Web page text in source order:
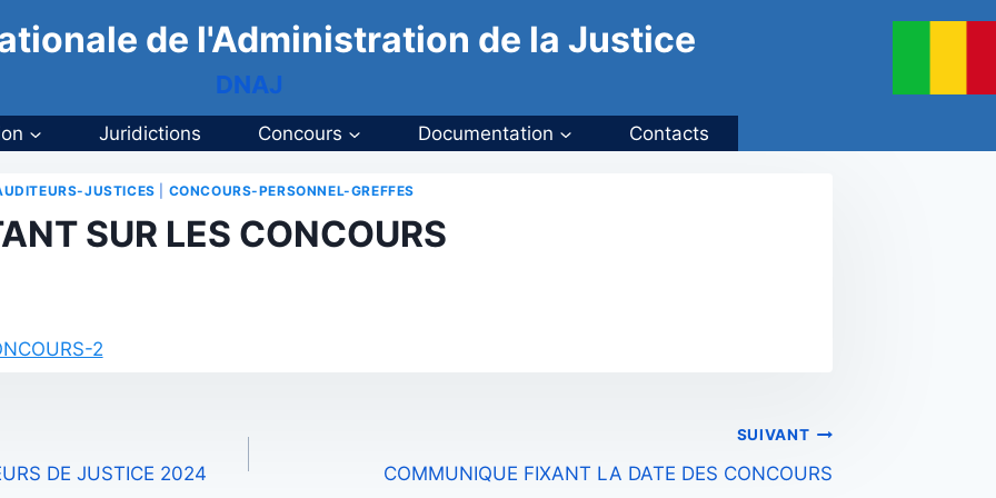
de l'Administration de la Justice
DNAJ
Juridictions Concours Documentation Contacts
JUSTICES CONCOURS-PERSONNEL-GREFFES
SUR LES CONCOURS
2
DE JUSTICE 2024
SUIVANT
COMMUNIQUE FIXANT LA DATE DES CONCOURS